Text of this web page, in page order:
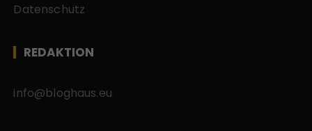
Datenschutz
REDAKTION
info@bloghaus.eu